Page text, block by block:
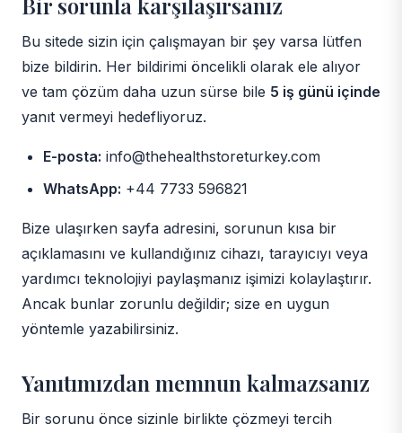
Bu sitede sizin için çalışmayan bir şey varsa lütfen
bize bildirin. Her bildirimi öncelikli olarak ele alıyor
ve tam çözüm daha uzun sürse bile 5 iş günü içinde
yanıt vermeyi hedefliyoruz.
E-posta: info@thehealthstoreturkey.com
WhatsApp: +44 7733 596821
Bize ulaşırken sayfa adresini, sorunun kısa bir
açıklamasını ve kullandığınız cihazı, tarayıcıyı veya
yardımcı teknolojiyi paylaşmanız işimizi kolaylaştırır.
Ancak bunlar zorunlu değildir; size en uygun
yöntemle yazabilirsiniz.
Yanıtımızdan memnun kalmazsanız
Bir sorunu önce sizinle birlikte çözmeyi tercih